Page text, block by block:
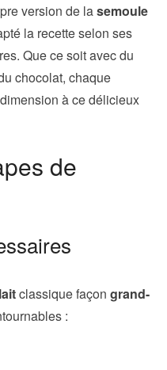
version de lasemoule
la recette selon ses
Que ce soit avec du
chocolat, chaque
à ce délicieux
de
classique façon grand-
: